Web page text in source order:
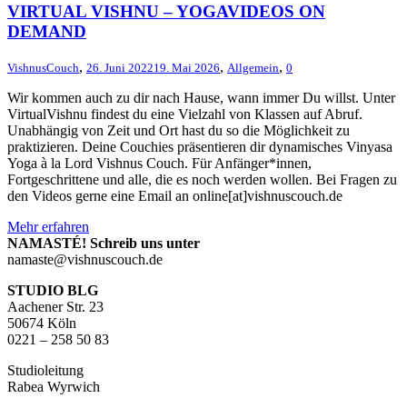
VIRTUAL VISHNU – YOGAVIDEOS ON
DEMAND
VishnusCouch, 26. Juni 202219. Mai 2026, Allgemein, 0
Wir kommen auch zu dir nach Hause, wann immer Du willst. Unter
VirtualVishnu findest du eine Vielzahl von Klassen auf Abruf.
Unabhängig von Zeit und Ort hast du so die Möglichkeit zu
praktizieren. Deine Couchies präsentieren dir dynamisches Vinyasa
Yoga à la Lord Vishnus Couch. Für Anfänger*innen,
Fortgeschrittene und alle, die es noch werden wollen. Bei Fragen zu
den Videos gerne eine Email an online[at]vishnuscouch.de
Mehr erfahren
NAMASTÉ! Schreib uns unter
namaste@vishnuscouch.de
STUDIO BLG
Aachener Str. 23
50674 Köln
0221 – 258 50 83
Studioleitung
Rabea Wyrwich